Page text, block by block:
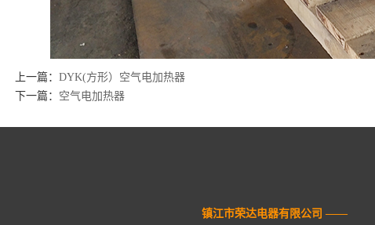
上一篇：DYK(方形）空气电加热器
下一篇： 空气电加热器
镇江市荣达电器有限公司 ——